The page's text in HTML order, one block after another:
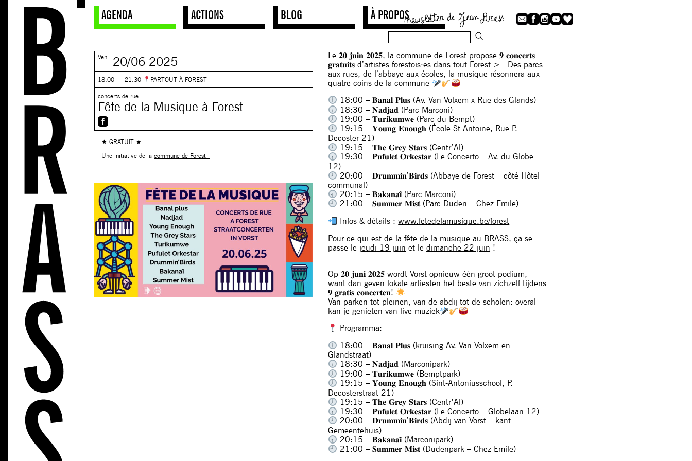
AGENDA ACTIONS BLOG À PROPOS
Ven. 20/06 2025
18:00 — 21:30 PARTOUT À FOREST
concerts de rue
Fête de la Musique à Forest
★ GRATUIT ★
Une initiative de lacommune de Forest
Le 𝟐𝟎 𝐣𝐮𝐢𝐧 𝟐𝟎𝟐𝟓, lacommune de Forest propose 𝟗 𝐜𝐨𝐧𝐜𝐞𝐫𝐭𝐬
𝐠𝐫𝐚𝐭𝐮𝐢𝐭𝐬 d’artistes forestois·es dans tout Forest > Des parcs
aux rues, de l’abbaye aux écoles, la musique résonnera aux
quatre coins de la commune
18:00 – 𝐁𝐚𝐧𝐚𝐥 𝐏𝐥𝐮𝐬 (Av. Van Volxem x Rue des Glands)
18:30 – 𝐍𝐚𝐝𝐣𝐚𝐝 (Parc Marconi)
19:00 – 𝐓𝐮𝐫𝐢𝐤𝐮𝐦𝐰𝐞 (Parc du Bempt)
19:15 – 𝐘𝐨𝐮𝐧𝐠 𝐄𝐧𝐨𝐮𝐠𝐡 (École St Antoine, Rue P.
Decoster 21)
19:15 – 𝐓𝐡𝐞 𝐆𝐫𝐞𝐲 𝐒𝐭𝐚𝐫𝐬 (Centr’Al)
19:30 – 𝐏𝐮𝐟𝐮𝐥𝐞𝐭 𝐎𝐫𝐤𝐞𝐬𝐭𝐚𝐫 (Le Concerto – Av. du Globe
12)
20:00 – 𝐃𝐫𝐮𝐦𝐦𝐢𝐧’𝐁𝐢𝐫𝐝𝐬 (Abbaye de Forest – côté Hôtel
communal)
20:15 – 𝐁𝐚𝐤𝐚𝐧𝐚𝐢̈ (Parc Marconi)
21:00 – 𝐒𝐮𝐦𝐦𝐞𝐫 𝐌𝐢𝐬𝐭 (Parc Duden – Chez Emile)
Infos & détails :www.fetedelamusique.be/forest
Pour ce qui est de la fête de la musique au BRASS, ça se
passe le jeudi 19 juin et ledimanche 22 juin !
Op 𝟐𝟎 𝐣𝐮𝐧𝐢 𝟐𝟎𝟐𝟓 wordt Vorst opnieuw één groot podium,
want dan geven lokale artiesten het beste van zichzelf tijdens
𝟗 𝐠𝐫𝐚𝐭𝐢𝐬 𝐜𝐨𝐧𝐜𝐞𝐫𝐭𝐞𝐧!
Van parken tot pleinen, van de abdij tot de scholen: overal
kan je genieten van live muziek
Programma:
18:00 – 𝐁𝐚𝐧𝐚𝐥 𝐏𝐥𝐮𝐬 (kruising Av. Van Volxem en
Glandstraat)
18:30 – 𝐍𝐚𝐝𝐣𝐚𝐝 (Marconipark)
19:00 – 𝐓𝐮𝐫𝐢𝐤𝐮𝐦𝐰𝐞 (Bemptpark)
19:15 – 𝐘𝐨𝐮𝐧𝐠 𝐄𝐧𝐨𝐮𝐠𝐡 (Sint-Antoniusschool, P.
Decosterstraat 21)
19:15 – 𝐓𝐡𝐞 𝐆𝐫𝐞𝐲 𝐒𝐭𝐚𝐫𝐬 (Centr’Al)
19:30 – 𝐏𝐮𝐟𝐮𝐥𝐞𝐭 𝐎𝐫𝐤𝐞𝐬𝐭𝐚𝐫 (Le Concerto – Globelaan 12)
20:00 – 𝐃𝐫𝐮𝐦𝐦𝐢𝐧’𝐁𝐢𝐫𝐝𝐬 (Abdij van Vorst – kant
Gemeentehuis)
20:15 – 𝐁𝐚𝐤𝐚𝐧𝐚𝐢̈ (Marconipark)
21:00 – 𝐒𝐮𝐦𝐦𝐞𝐫 𝐌𝐢𝐬𝐭 (Dudenpark – Chez Emile)